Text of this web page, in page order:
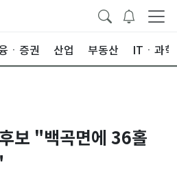
ㆍ증권 산업 부동산 ITㆍ과학
보 "백곡면에 36홀